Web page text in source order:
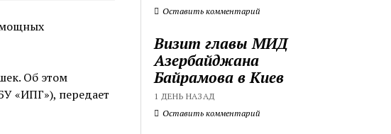
мощных
Об этом
«ИПГ»), передает
Оставить комментарий
Визит главы МИД
Азербайджана
Байрамова в Киев
1 ДЕНЬ НАЗАД
Оставить комментарий